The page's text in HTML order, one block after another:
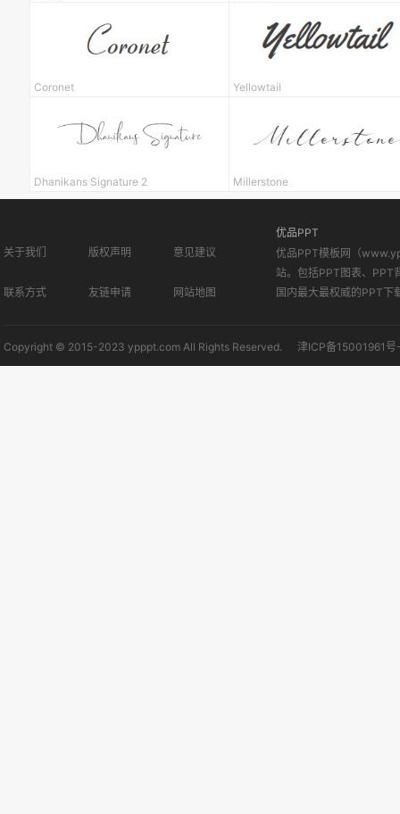
Coronet Yellowtail
Dhanikans Signature 2 Millerstone
关于我们 版权声明 意见建议
联系方式 友链申请 网站地图
优品PPT
优品PPT模板网（
站。包括PPT图表、PPT
国内最大最权威的PPT下
Copyright © 2015-2023 ypppt.com All Rights Reserved. 津ICP备15001961号